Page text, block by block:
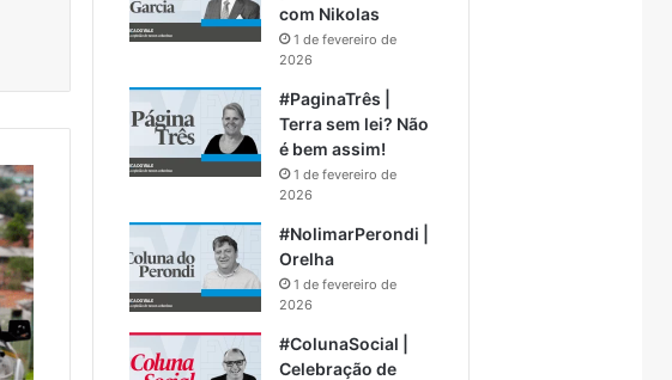
com Nikolas
1 de fevereiro de
2026
#PaginaTrês |
Terra sem lei? Não
é bem assim!
1 de fevereiro de
2026
#NolimarPerondi |
Orelha
1 de fevereiro de
2026
#ColunaSocial |
Celebração de